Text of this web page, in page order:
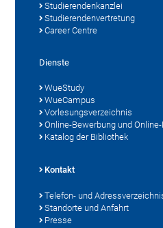
Studierendenkanzlei
Studierendenvertretung
Career Centre
Dienste
WueStudy
WueCampus
Vorlesungsverzeichnis
Online-Bewerbung und
Katalog der Bibliothek
Kontakt
Telefon- und
Standorte und Anfahrt
Presse